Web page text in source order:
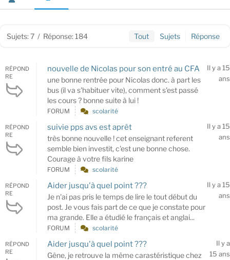
Sujets: 7 / Réponse: 184 Tout Sujets Réponse
RÉPOND
RE
nouvelle de Nicolas pour son entré au CFA
une bonne rentrée pour Nicolas donc. à part les
bus (il va s'habituer vite), comment s'est passé
les cours ? bonne suite à lui !
Il y a 15
ans
FORUM scolarité
RÉPOND
RE
suivie pps avs est aprêt
très bonne nouvelle ! cet enseignant referent
semble bien investit, c'est une bonne chose.
Courage à votre fils karine
Il y a 15
ans
FORUM scolarité
RÉPOND
RE
Aider jusqu'à quel point ???
Je n'ai pas pris le temps de lire le tout début du
post. Je vous fais part de ce que je constate pour
ma grande. Elle a étudié le français et anglai...
Il y a 15
ans
FORUM scolarité
RÉPOND
RE
Aider jusqu'à quel point ???
Gêne, je retrouve la même carastéristique chez
Il y a
15 ans